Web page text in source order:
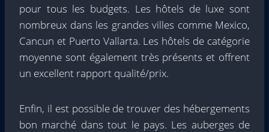
pour tous les budgets. Les hôtels de luxe sont
nombreux dans les grandes villes comme Mexico,
Cancun et Puerto Vallarta. Les hôtels de catégorie
moyenne sont également très présents et offrent
un excellent rapport qualité/prix.
Enfin, il est possible de trouver des hébergements
bon marché dans tout le pays. Les auberges de